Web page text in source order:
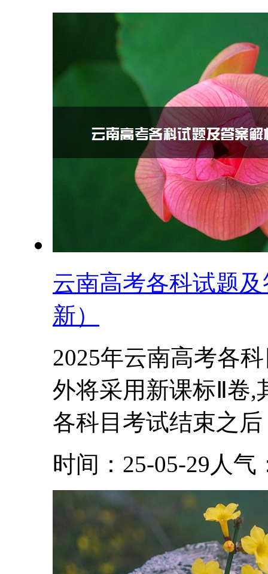
云南高考各科试题
新）
2025年云南高考各
外将采用新课标Ⅱ卷,
各科目考试结束之后
时间：25-05-29 人气